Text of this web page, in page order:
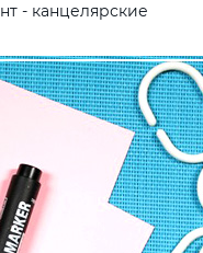
- канцелярские